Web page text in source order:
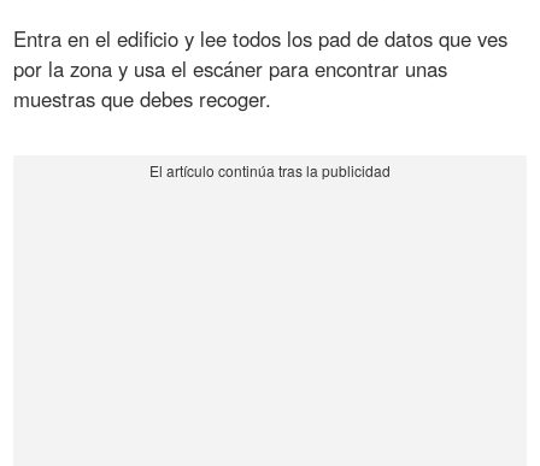
Entra en el edificio y lee todos los pad de datos que ves
por la zona y usa el escáner para encontrar unas
muestras que debes recoger.